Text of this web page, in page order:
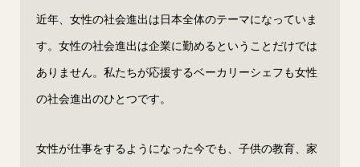
近年、女性の社会進出は日本全体のテーマになっていま
す。女性の社会進出は企業に勤めるということだけでは
ありません。私たちが応援するベーカリーシェフも女性
の社会進出のひとつです。
女性が仕事をするようになった今でも、子供の教育、家